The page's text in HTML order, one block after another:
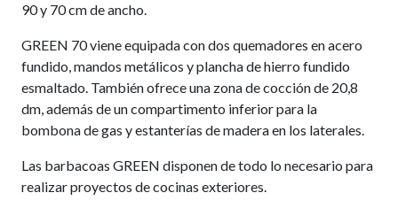
90 y 70 cm de ancho.
GREEN 70 viene equipada con dos quemadores en acero
fundido, mandos metálicos y plancha de hierro fundido
esmaltado. También ofrece una zona de cocción de 20,8
dm, además de un compartimento inferior para la
bombona de gas y estanterías de madera en los laterales.
Las barbacoas GREEN disponen de todo lo necesario para
realizar proyectos de cocinas exteriores.